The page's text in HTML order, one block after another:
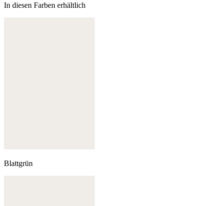
In diesen Farben erhältlich
Blattgrün